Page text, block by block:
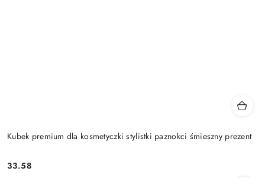
Kubek premium dla kosmetyczki stylistki paznokci śmieszny prezent
Cena:
33.58